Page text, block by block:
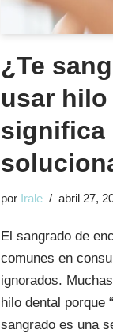
¿Te
usar
significa
por Irale abril 27,
El sangrado de
comunes en
ignorados.
hilo dental porque
sangrado es una